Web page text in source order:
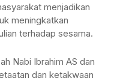
menjadikan
meningkatkan
terhadap sesama.
Nabi Ibrahim AS dan
dan ketakwaan